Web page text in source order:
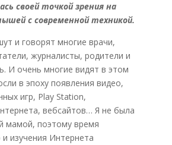
своей точкой зрения на
с современной техникой.
и говорят многие врачи,
журналисты, родители и
И очень многие видят в этом
в эпоху появления видео,
игр, Play Station,
вебсайтов… Я не была
мамой, поэтому время
и изучения Интернета